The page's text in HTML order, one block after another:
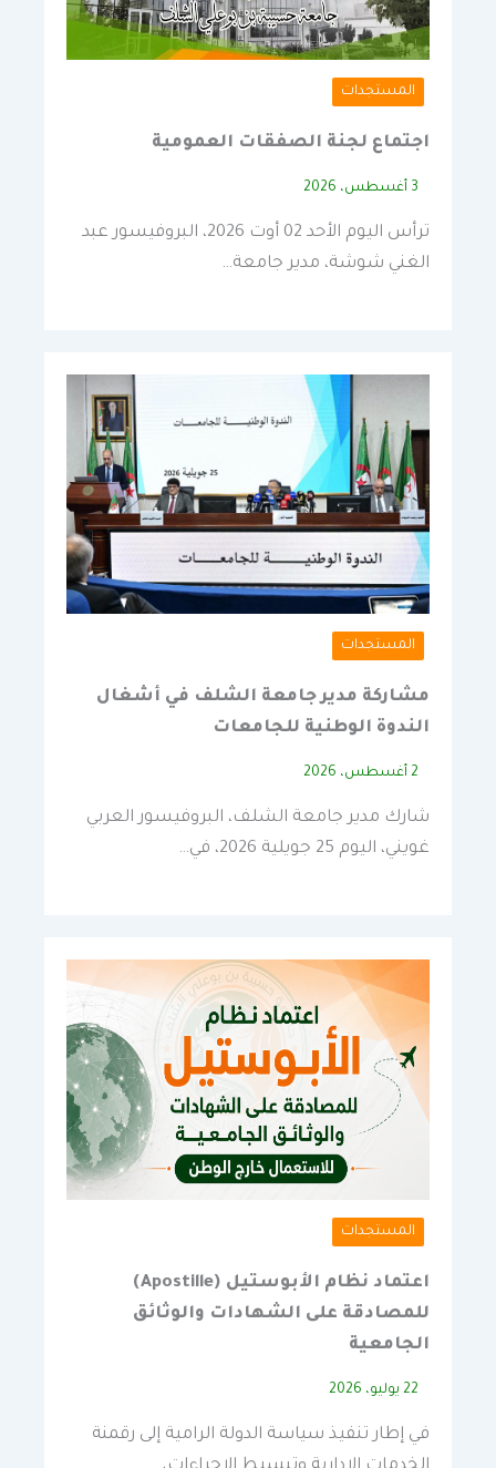
المستجدات
اجتماع لجنة الصفقات العمومية
3 أغسطس، 2026
ترأس اليوم الأحد 02 أوت 2026، البروفيسور عبد
الغني شوشة، مدير جامعة…
المستجدات
مشاركة مدير جامعة الشلف في أشغال
الندوة الوطنية للجامعات
2 أغسطس، 2026
شارك مدير جامعة الشلف، البروفيسور العربي
غويني، اليوم 25 جويلية 2026، في…
المستجدات
اعتماد نظام الأبوستيل (Apostille)
للمصادقة على الشهادات والوثائق
الجامعية
22 يوليو، 2026
في إطار تنفيذ سياسة الدولة الرامية إلى رقمنة